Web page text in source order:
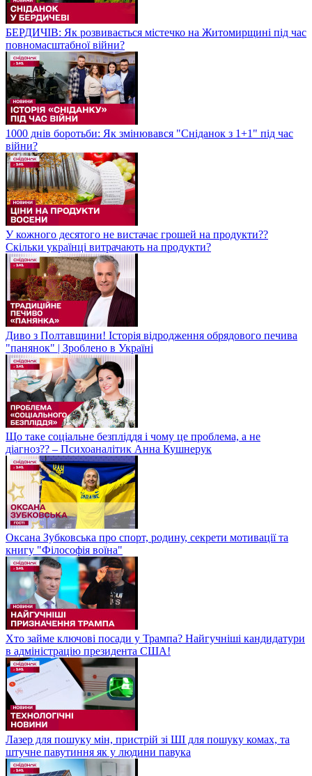
БЕРДИЧІВ: Як розвивається містечко на Житомирщині під час
повномасштабної війни?
1000 днів боротьби: Як змінювався "Сніданок з 1+1" під час
війни?
У кожного десятого не вистачає грошей на продукти??
Скільки українці витрачають на продукти?
Диво з Полтавщини! Історія відродження обрядового печива
"панянок" | Зроблено в Україні
Що таке соціальне безпліддя і чому це проблема, а не
діагноз?? – Психоаналітик Анна Кушнерук
Оксана Зубковська про спорт, родину, секрети мотивації та
книгу "Філософія воїна"
Хто займе ключові посади у Трампа? Найгучніші кандидатури
в адміністрацію президента США!
Лазер для пошуку мін, пристрій зі ШІ для пошуку комах, та
штучне павутиння як у людини павука